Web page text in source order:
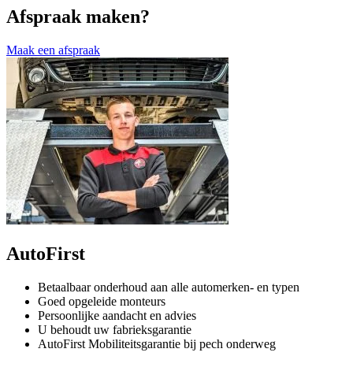
Afspraak maken?
Maak een afspraak
AutoFirst
Betaalbaar onderhoud aan alle automerken- en typen
Goed opgeleide monteurs
Persoonlijke aandacht en advies
U behoudt uw fabrieksgarantie
AutoFirst Mobiliteitsgarantie bij pech onderweg